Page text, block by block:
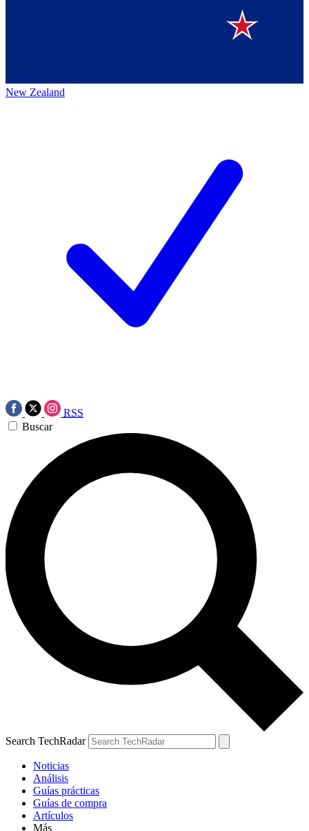
New Zealand
RSS
Buscar
Search TechRadar
Noticias
Análisis
Guías prácticas
Guías de compra
Artículos
Más